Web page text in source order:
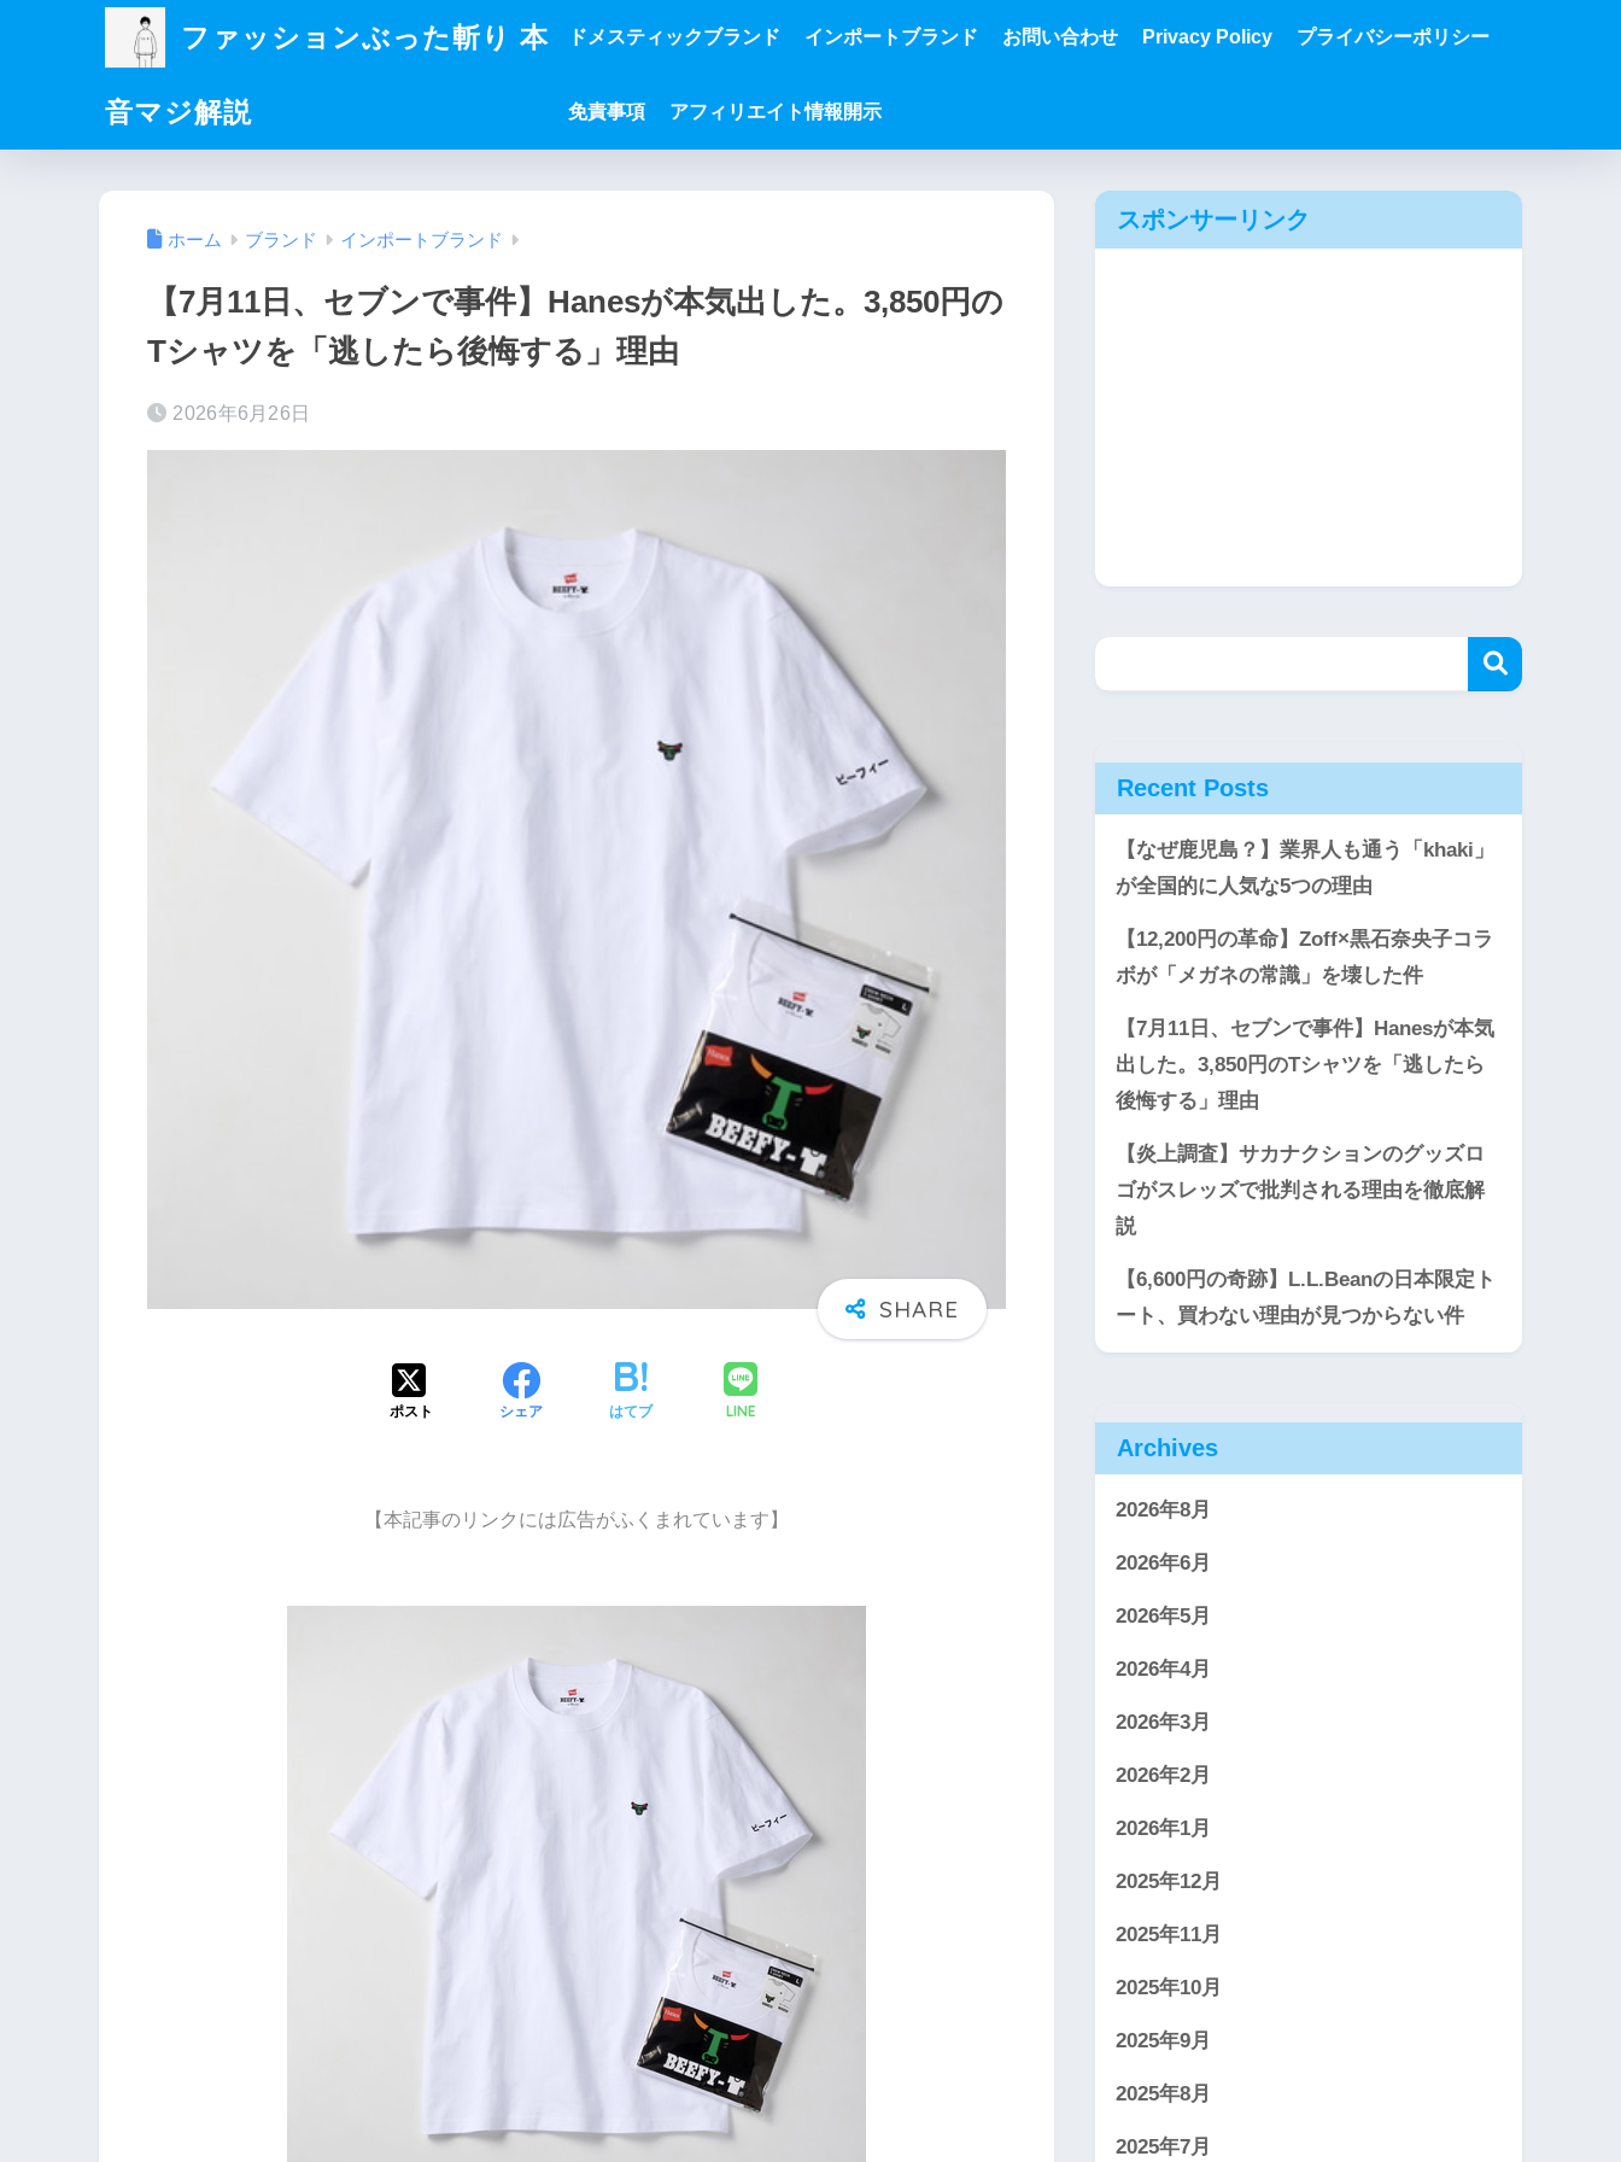
ファッションぶった斬り 本
音マジ解説
ドメスティックブランド インポートブランド お問い合わせ Privacy Policy プライバシーポリシー
免責事項 アフィリエイト情報開示
ホーム ブランド インポートブランド
【7月11日、セブンで事件】Hanesが本気出した。3,850円の
Tシャツを「逃したら後悔する」理由
2026年6月26日
ポスト シェア はてブ LINE
【本記事のリンクには広告がふくまれています】
スポンサーリンク
Recent Posts
【なぜ鹿児島？】業界人も通う「khaki」
が全国的に人気な5つの理由
【12,200円の革命】Zoff×黒石奈央子コラ
ボが「メガネの常識」を壊した件
【7月11日、セブンで事件】Hanesが本気
出した。3,850円のTシャツを「逃したら
後悔する」理由
【炎上調査】サカナクションのグッズロ
ゴがスレッズで批判される理由を徹底解
説
【6,600円の奇跡】L.L.Beanの日本限定ト
ート、買わない理由が見つからない件
Archives
2026年8月
2026年6月
2026年5月
2026年4月
2026年3月
2026年2月
2026年1月
2025年12月
2025年11月
2025年10月
2025年9月
2025年8月
2025年7月